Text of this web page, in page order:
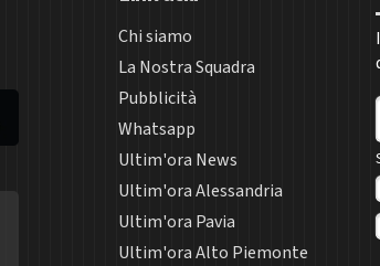
Chi siamo
La Nostra Squadra
Pubblicità
Whatsapp
Ultim'ora News
Ultim'ora Alessandria
Ultim'ora Pavia
Ultim'ora Alto Piemonte